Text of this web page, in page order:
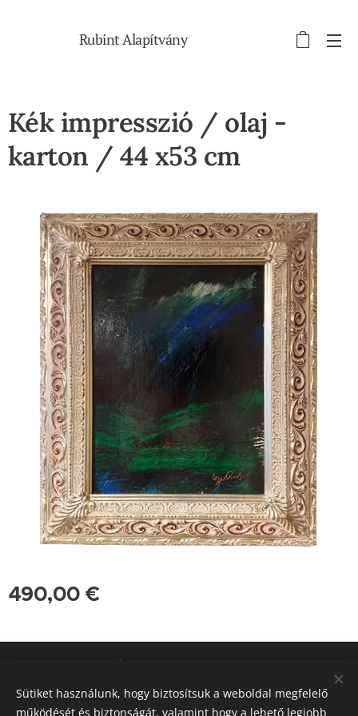
Rubint Alapítvány
Kék impresszió / olaj -
karton / 44 x53 cm
490,00 €
Az oldalt aWebnode működteti Sütik
Sütiket használunk, hogy biztosítsuk a weboldal megfelelő
működését és biztonságát, valamint hogy a lehető legjobb